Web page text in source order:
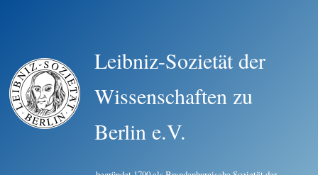
Leibniz-Sozietät der
Wissenschaften zu
Berlin e.V.